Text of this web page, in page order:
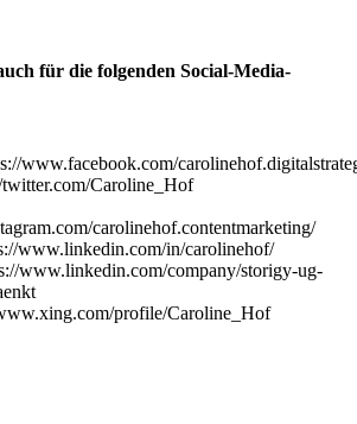
für die folgenden Social-Media-
www.facebook.com/
twitter.com/Caroline_Hof
carolinehof.contentmarketing/
www.linkedin.com/in/carolinehof/
www.linkedin.com/company/storigy-ug-
profile/Caroline_Hof